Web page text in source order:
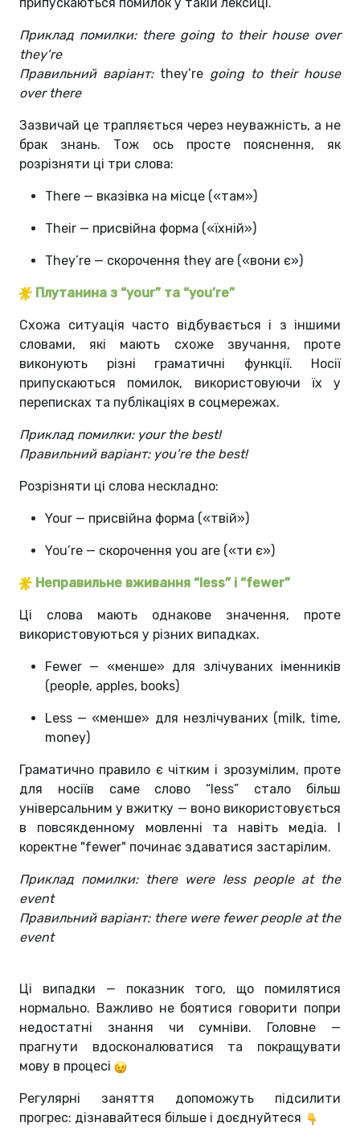
Приклад помилки: there going to their house over
they’re
Правильний варіант: they’re going to their house
over there
Зазвичай це трапляється через неуважність, а не
брак знань. Тож ось просте пояснення, як
розрізняти ці три слова:
There — вказівка на місце («там»)
Their — присвійна форма («їхній»)
They’re — скорочення they are («вони є»)
Плутанина з “your” та “you’re”
Схожа ситуація часто відбувається і з іншими
словами, які мають схоже звучання, проте
виконують різні граматичні функції. Носії
припускаються помилок, використовуючи їх у
переписках та публікаціях в соцмережах.
Приклад помилки: your the best!
Правильний варіант: you’re the best!
Розрізняти ці слова нескладно:
Your — присвійна форма («твій»)
You’re — скорочення you are («ти є»)
Неправильне вживання “less” і “fewer”
Ці слова мають однакове значення, проте
використовуються у різних випадках.
Fewer — «менше» для злічуваних іменників
(people, apples, books)
Less — «менше» для незлічуваних (milk, time,
money)
Граматично правило є чітким і зрозумілим, проте
для носіїв саме слово “less” стало більш
універсальним у вжитку — воно використовується
в повсякденному мовленні та навіть медіа. І
коректне "fewer" починає здаватися застарілим.
Приклад помилки: there were less people at the
event
Правильний варіант: there were fewer people at the
event
Ці випадки — показник того, що помилятися
нормально. Важливо не боятися говорити попри
недостатні знання чи сумніви. Головне —
прагнути вдосконалюватися та покращувати
мову в процесі
Регулярні заняття допоможуть підсилити
прогрес: дізнавайтеся більше і доєднуйтеся